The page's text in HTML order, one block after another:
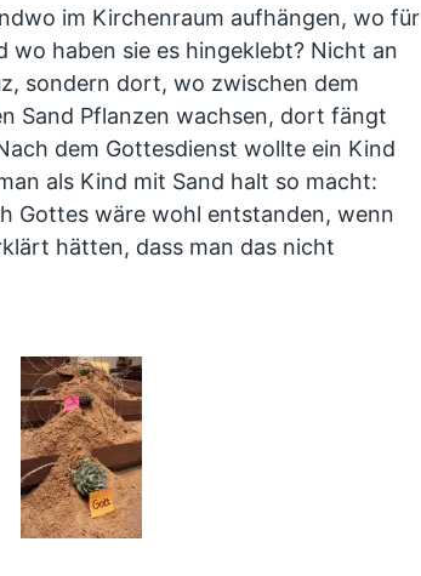
im Kirchenraum aufhängen, wo für
wo haben sie es hingeklebt? Nicht an
sondern dort, wo zwischen dem
Sand Pflanzen wachsen, dort fängt
dem Gottesdienst wollte ein Kind
als Kind mit Sand halt so macht:
Gottes wäre wohl entstanden, wenn
hätten, dass man das nicht